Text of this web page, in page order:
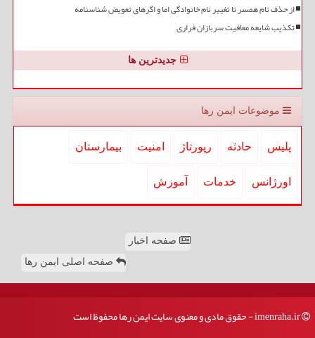
از حذف نام همسر تا تغییر نام خانوادگی اما و اگرهای تعویض شناسنامه
تکذیب شایعه معافیت سربازان فراری
جدیدترین ها
موضوعات ایمن رها
پلیس حادثه رپورتاژ امنیت بیمارستان
اورژانس خدمات آموزش
صفحه اخبار
صفحه اصلی ایمن رها